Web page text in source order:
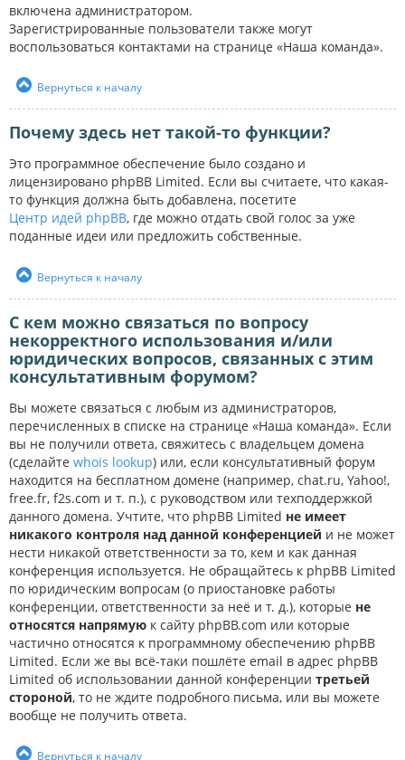
включена администратором.
Зарегистрированные пользователи также могут
воспользоваться контактами на странице «Наша команда».
Вернуться к началу
Почему здесь нет такой-то функции?
Это программное обеспечение было создано и
лицензировано phpBB Limited. Если вы считаете, что какая-
то функция должна быть добавлена, посетите
Центр идей phpBB, где можно отдать свой голос за уже
поданные идеи или предложить собственные.
Вернуться к началу
С кем можно связаться по вопросу
некорректного использования и/или
юридических вопросов, связанных с этим
консультативным форумом?
Вы можете связаться с любым из администраторов,
перечисленных в списке на странице «Наша команда». Если
вы не получили ответа, свяжитесь с владельцем домена
(сделайте whois lookup) или, если консультативный форум
находится на бесплатном домене (например, chat.ru, Yahoo!,
free.fr, f2s.com и т. п.), с руководством или техподдержкой
данного домена. Учтите, что phpBB Limited не имеет
никакого контроля над данной конференцией и не может
нести никакой ответственности за то, кем и как данная
конференция используется. Не обращайтесь к phpBB Limited
по юридическим вопросам (о приостановке работы
конференции, ответственности за неё и т. д.), которые не
относятся напрямую к сайту phpBB.com или которые
частично относятся к программному обеспечению phpBB
Limited. Если же вы всё-таки пошлёте email в адрес phpBB
Limited об использовании данной конференции третьей
стороной, то не ждите подробного письма, или вы можете
вообще не получить ответа.
Вернуться к началу